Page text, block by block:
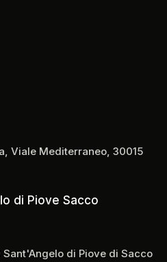
Viale Mediterraneo, 30015
di Piove Sacco
di Piove di Sacco